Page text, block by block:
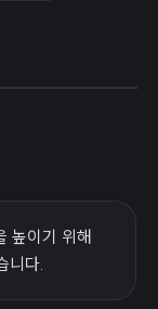
높이기 위해
니다.